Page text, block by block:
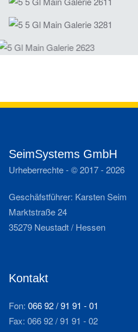
SeimSystems GmbH
Urheberrechte - © 2017 -2026
Geschäfstführer: Karsten Seim
Marktstraße 24
35279 Neustadt / Hessen
Kontakt
Fon: 066 92 / 91 91 - 01
Fax: 066 92 / 91 91 - 02